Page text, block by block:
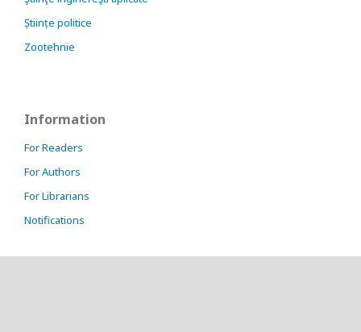
Științe politice
Zootehnie
Information
For Readers
For Authors
For Librarians
Notifications